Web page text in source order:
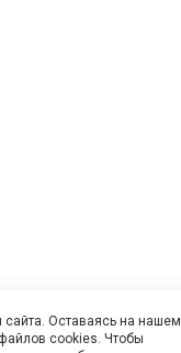
Оставаясь на нашем
cookies. Чтобы